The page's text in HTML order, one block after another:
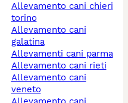
allevamento cani chieri
torino
allevamento cani
galatina
allevamenti cani parma
allevamento cani rieti
allevamento cani
veneto